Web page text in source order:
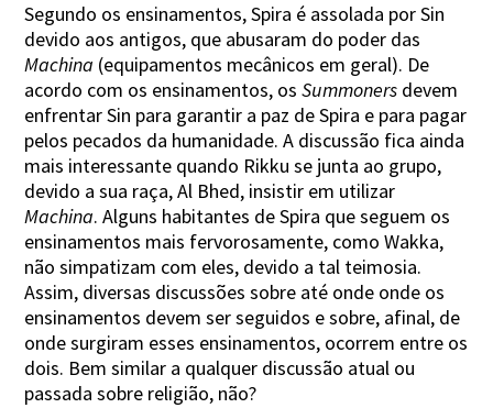
Segundo os ensinamentos, Spira é assolada por Sin
devido aos antigos, que abusaram do poder das
Machina (equipamentos mecânicos em geral). De
acordo com os ensinamentos, osSummoners devem
enfrentar Sin para garantir a paz de Spira e para pagar
pelos pecados da humanidade. A discussão fica ainda
mais interessante quando Rikku se junta ao grupo,
devido a sua raça, Al Bhed, insistir em utilizar
Machina. Alguns habitantes de Spira que seguem os
ensinamentos mais fervorosamente, como Wakka,
não simpatizam com eles, devido a tal teimosia.
Assim, diversas discussões sobre até onde onde os
ensinamentos devem ser seguidos e sobre, afinal, de
onde surgiram esses ensinamentos, ocorrem entre os
dois. Bem similar a qualquer discussão atual ou
passada sobre religião, não?